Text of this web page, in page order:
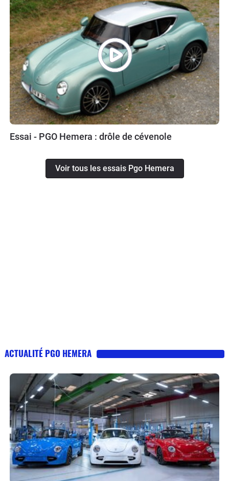
Essai - PGO Hemera : drôle de cévenole
Voir tous les essais Pgo Hemera
ACTUALITÉ PGO HEMERA